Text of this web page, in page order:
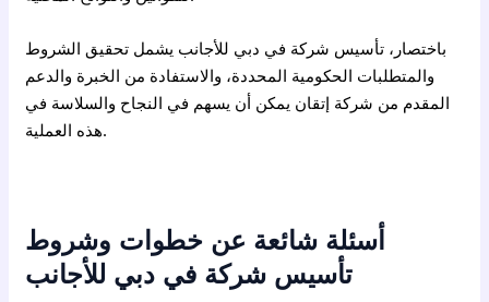
باختصار، تأسيس شركة في دبي للأجانب يشمل تحقيق الشروط
والمتطلبات الحكومية المحددة، والاستفادة من الخبرة والدعم
المقدم من شركة إتقان يمكن أن يسهم في النجاح والسلاسة في
هذه العملية.
أسئلة شائعة عن خطوات وشروط
تأسيس شركة في دبي للأجانب